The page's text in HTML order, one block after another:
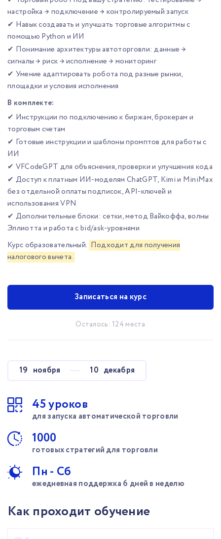
настройка → подключение → контролируемый запуск
✔ Навык создавать и улучшать торговые алгоритмы с
помощью Python и ИИ
✔ Понимание архитектуры автоторговли: данные →
сигналы → риск → исполнение → мониторинг
✔ Умение адаптировать робота под разные рынки,
площадки и условия исполнения
В комплекте:
✔ Инструкции по подключению к биржам, брокерам и
торговым счетам
✔ Готовые инструкции и шаблоны промптов для работы с
ИИ
✔ VFCodeGPT для объяснения, проверки и улучшения кода
✔ Доступ к платным ИИ-моделям ChatGPT, Kimi и MiniMax
без отдельной оплаты подписок, API-ключей и
использования VPN
✔ Дополнительные блоки: сетки, метод Вайкоффа, волны
Эллиотта и работа с bid/ask-уровнями
Курс образовательный. Подходит для получения
налогового вычета.
Записаться на курс
Осталось: 124 места
19 ноября 10 декабря
45 уроков
для запуска автоматической торговли
1000
готовых стратегий для торговли
Пн - Сб
ежедневная поддержка 6 дней в неделю
Как проходит обучение